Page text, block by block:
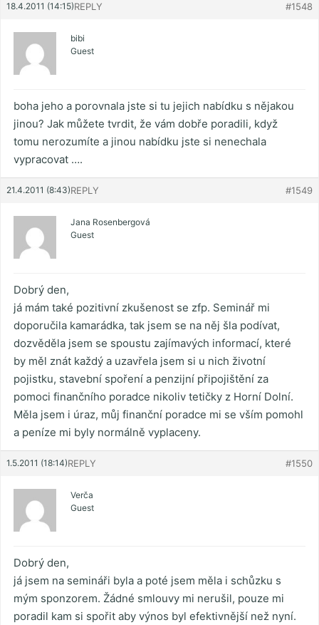
18.4.2011 (14:15) #1548
REPLY
bibi
Guest
boha jeho a porovnala jste si tu jejich nabídku s nějakou
jinou? Jak můžete tvrdit, že vám dobře poradili, když
tomu nerozumíte a jinou nabídku jste si nenechala
vypracovat ….
21.4.2011 (8:43) #1549
REPLY
Jana Rosenbergová
Guest
Dobrý den,
já mám také pozitivní zkušenost se zfp. Seminář mi
doporučila kamarádka, tak jsem se na něj šla podívat,
dozvěděla jsem se spoustu zajímavých informací, které
by měl znát každý a uzavřela jsem si u nich životní
pojistku, stavební spoření a penzijní připojištění za
pomoci finančního poradce nikoliv tetičky z Horní Dolní.
Měla jsem i úraz, můj finanční poradce mi se vším pomohl
a peníze mi byly normálně vyplaceny.
1.5.2011 (18:14) #1550
REPLY
Verča
Guest
Dobrý den,
já jsem na semináři byla a poté jsem měla i schůzku s
mým sponzorem. Žádné smlouvy mi nerušil, pouze mi
poradil kam si spořit aby výnos byl efektivnější než nyní.